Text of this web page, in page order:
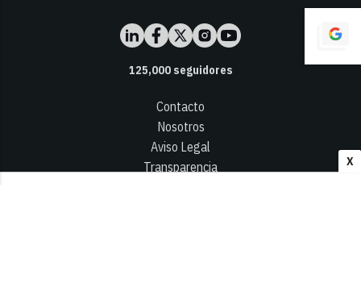
X
125,000seguidores
Contacto
Nosotros
Aviso Legal
Transparencia